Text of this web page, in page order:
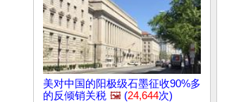
美对中国的阳极级石墨征收90%多
的反倾销关税 🖼️ (24,644次)